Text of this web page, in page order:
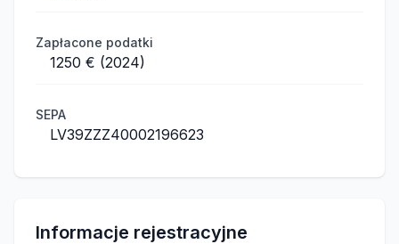
Zapłacone podatki
1250 € (2024)
SEPA
LV39ZZZ40002196623
Informacje rejestracyjne